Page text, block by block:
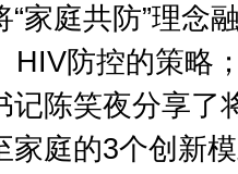
家庭共防”理念
HIV防控的策略
记陈笑夜分享了
家庭的3个创新